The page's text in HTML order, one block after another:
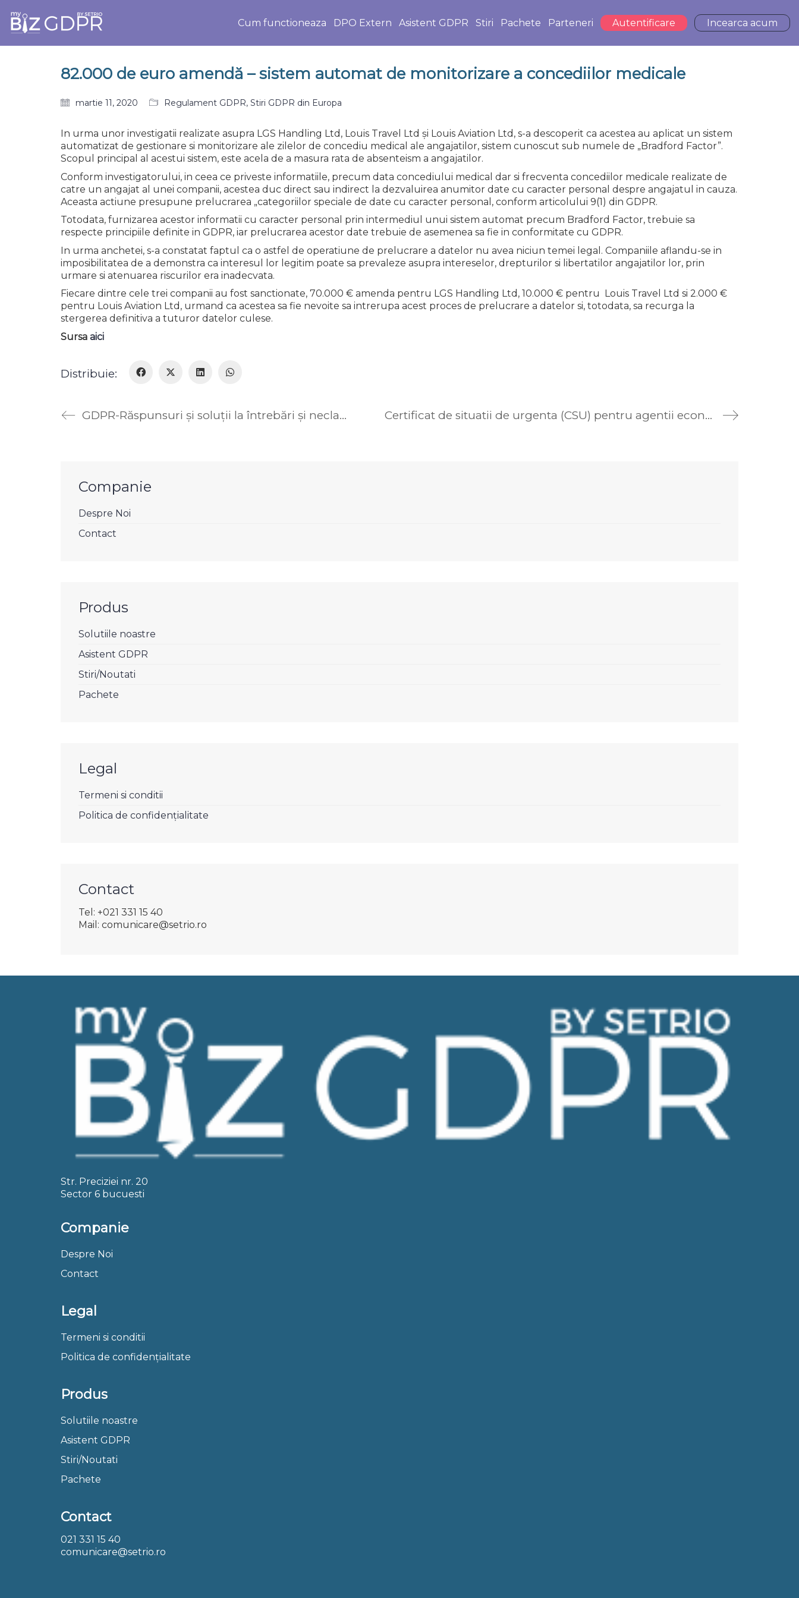
Cum functioneaza DPO Extern Asistent GDPR Stiri Pachete Parteneri Autentificare Incearca acum
82.000 de euro amendă – sistem automat de monitorizare a concediilor medicale
martie 11, 2020 Regulament GDPR, Stiri GDPR din Europa
In urma unor investigatii realizate asupra LGS Handling Ltd, Louis Travel Ltd și Louis Aviation Ltd, s-a descoperit ca acestea au aplicat un sistem
automatizat de gestionare si monitorizare ale zilelor de concediu medical ale angajatilor, sistem cunoscut sub numele de „Bradford Factor”.
Scopul principal al acestui sistem, este acela de a masura rata de absenteism a angajatilor.
Conform investigatorului, in ceea ce priveste informatiile, precum data concediului medical dar si frecventa concediilor medicale realizate de
catre un angajat al unei companii, acestea duc direct sau indirect la dezvaluirea anumitor date cu caracter personal despre angajatul in cauza.
Aceasta actiune presupune prelucrarea „categoriilor speciale de date cu caracter personal, conform articolului 9(1) din GDPR.
Totodata, furnizarea acestor informatii cu caracter personal prin intermediul unui sistem automat precum Bradford Factor, trebuie sa
respecte principiile definite in GDPR, iar prelucrarea acestor date trebuie de asemenea sa fie in conformitate cu GDPR.
In urma anchetei, s-a constatat faptul ca o astfel de operatiune de prelucrare a datelor nu avea niciun temei legal. Companiile aflandu-se in
imposibilitatea de a demonstra ca interesul lor legitim poate sa prevaleze asupra intereselor, drepturilor si libertatilor angajatilor lor, prin
urmare si atenuarea riscurilor era inadecvata.
Fiecare dintre cele trei companii au fost sanctionate, 70.000 € amenda pentru LGS Handling Ltd, 10.000 € pentru Louis Travel Ltd si 2.000 €
pentru Louis Aviation Ltd, urmand ca acestea sa fie nevoite sa intrerupa acest proces de prelucrare a datelor si, totodata, sa recurga la
stergerea definitiva a tuturor datelor culese.
Sursa aici
Distribuie:
GDPR-Răspunsuri și soluții la întrebări și neclarități Certificat de situatii de urgenta (CSU) pentru agentii economici
Companie
Despre Noi
Contact
Produs
Solutiile noastre
Asistent GDPR
Stiri/Noutati
Pachete
Legal
Termeni si conditii
Politica de confidențialitate
Contact
Tel: +021 331 15 40
Mail: comunicare@setrio.ro
Str. Preciziei nr. 20
Sector 6 bucuesti
Companie
Despre Noi
Contact
Legal
Termeni si conditii
Politica de confidențialitate
Produs
Solutiile noastre
Asistent GDPR
Stiri/Noutati
Pachete
Contact
021 331 15 40
comunicare@setrio.ro